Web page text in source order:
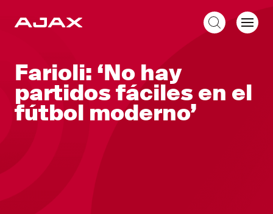
Farioli: ‘No hay
partidos fáciles en el
fútbol moderno’